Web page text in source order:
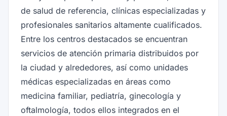
de salud de referencia, clínicas especializadas y
profesionales sanitarios altamente cualificados.
Entre los centros destacados se encuentran
servicios de atención primaria distribuidos por
la ciudad y alrededores, así como unidades
médicas especializadas en áreas como
medicina familiar, pediatría, ginecología y
oftalmología, todos ellos integrados en el